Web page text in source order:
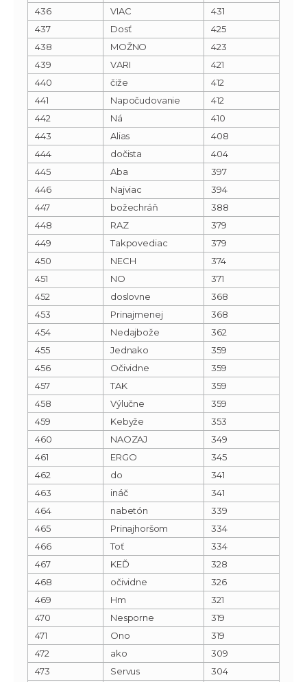
436 VIAC
431
437
Dosť
425
438
MOŽNO
423
439
VARI
421
440
čiže
412
441
Napočudovanie
412
442
Ná
410
443
Alias
408
444
dočista
404
445
Aba
397
446
Najviac
394
447
božechráň
388
448
RAZ
379
449
Takpovediac
379
450
NECH
374
451
NO
371
452
doslovne
368
453
Prinajmenej
368
454
Nedajbože
362
455
Jednako
359
456
Očividne
359
457
TAK
359
458
Výlučne
359
459
Kebyže
353
460
NAOZAJ
349
461
ERGO
345
462
do
341
463
ináč
341
464
nabetón
339
465
Prinajhoršom
334
466
Toť
334
467
KEĎ
328
468
očividne
326
469
Hm
321
470
Nesporne
319
471
Ono
319
472
ako
309
473
Servus
304